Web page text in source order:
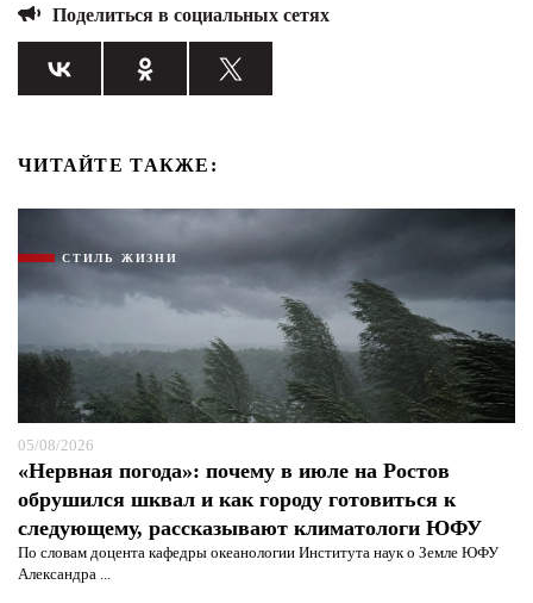
Поделиться в социальных сетях
ЧИТАЙТЕ ТАКЖЕ:
СТИЛЬ ЖИЗНИ
05/08/2026
«Нервная погода»: почему в июле на Ростов
обрушился шквал и как городу готовиться к
следующему, рассказывают климатологи ЮФУ
По словам доцента кафедры океанологии Института наук о Земле ЮФУ
Александра ...
Я согласен с
политикой конфиденциальности и
защиты информации*
Я согласен с
политикой конфиденциальности и
защиты информации*